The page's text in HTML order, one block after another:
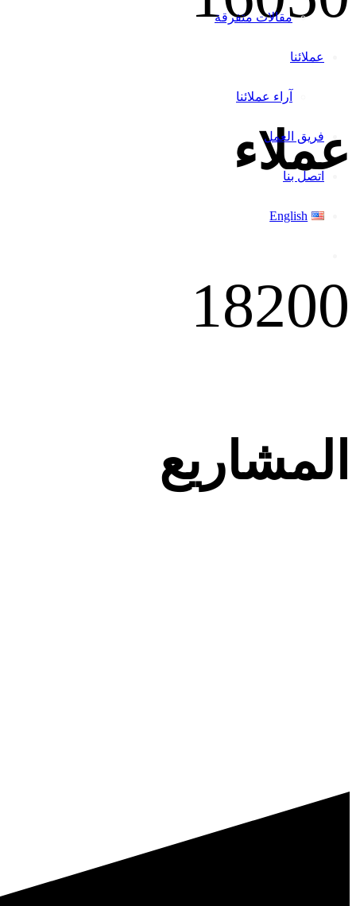
مقالات متفرقة
عملائنا
آراء عملائنا
فريق العمل
اتصل بنا
English
عملاء
18200
المشاريع